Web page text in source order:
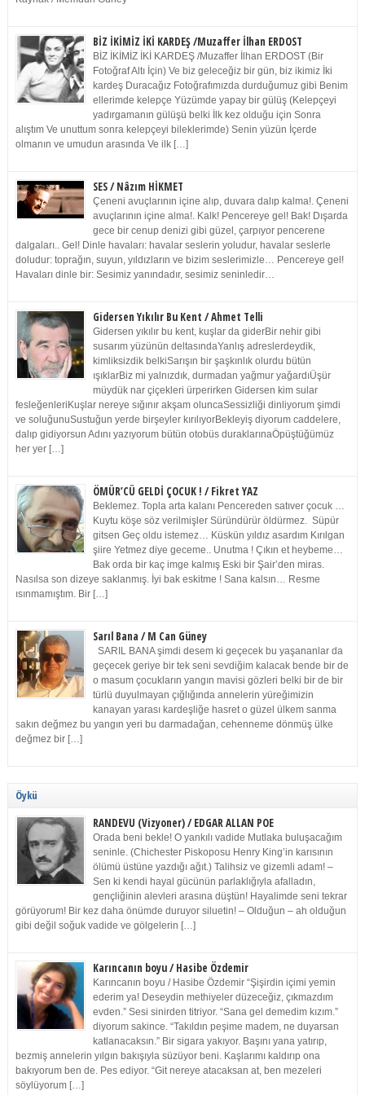
BİZ İKİMİZ İKİ KARDEŞ /Muzaffer İlhan ERDOST
BİZ İKİMİZ İKİ KARDEŞ /Muzaffer İlhan ERDOST (Bir
Fotoğraf Altı İçin) Ve biz geleceğiz bir gün, biz ikimiz İki
kardeş Duracağız Fotoğrafımızda durduğumuz gibi Benim
ellerimde kelepçe Yüzümde yapay bir gülüş (Kelepçeyi
yadırgamanın gülüşü belki İlk kez olduğu için Sonra
alıştım Ve unuttum sonra kelepçeyi bileklerimde) Senin yüzün İçerde
olmanın ve umudun arasında Ve ilk […]
SES / Nâzım HİKMET
Çeneni avuçlarının içine alıp, duvara dalıp kalma!. Çeneni
avuçlarının içine alma!. Kalk! Pencereye gel! Bak! Dışarda
gece bir cenup denizi gibi güzel, çarpıyor pencerene
dalgaları.. Gel! Dinle havaları: havalar seslerin yoludur, havalar seslerle
doludur: toprağın, suyun, yıldızların ve bizim seslerimizle… Pencereye gel!
Havaları dinle bir: Sesimiz yanındadır, sesimiz seninledir…
Gidersen Yıkılır Bu Kent / Ahmet Telli
Gidersen yıkılır bu kent, kuşlar da giderBir nehir gibi
susarım yüzünün deltasındaYanlış adreslerdeydik,
kimliksizdik belkiSarışın bir şaşkınlık olurdu bütün
ışıklarBiz mi yalnızdık, durmadan yağmur yağardıÜşür
müydük nar çiçekleri ürperirken Gidersen kim sular
fesleğenleriKuşlar nereye sığınır akşam oluncaSessizliği dinliyorum şimdi
ve soluğunuSustuğun yerde birşeyler kırılıyorBekleyiş diyorum caddelere,
dalıp gidiyorsun Adını yazıyorum bütün otobüs duraklarınaÖpüştüğümüz
her yer […]
ÖMÜR’CÜ GELDİ ÇOCUK ! / Fikret YAZ
Beklemez. Topla arta kalanı Pencereden satıver çocuk …
Kuytu köşe söz verilmişler Süründürür öldürmez. Süpür
gitsen Geç oldu istemez… Küskün yıldız asardım Kırılgan
şiire Yetmez diye geceme.. Unutma ! Çıkın et heybeme…
Bak orda bir kaç imge kalmış Eski bir Şair’den miras.
Nasılsa son dizeye saklanmış. İyi bak eskitme ! Sana kalsın… Resme
ısınmamıştım. Bir […]
Sarıl Bana / M Can Güney
SARIL BANA şimdi desem ki geçecek bu yaşananlar da
geçecek geriye bir tek seni sevdiğim kalacak bende bir de
o masum çocukların yangın mavisi gözleri belki bir de bir
türlü duyulmayan çığlığında annelerin yüreğimizin
kanayan yarası kardeşliğe hasret o güzel ülkem sanma
sakın değmez bu yangın yeri bu darmadağan, cehenneme dönmüş ülke
değmez bir […]
Öykü
RANDEVU (Vizyoner) / EDGAR ALLAN POE
Orada beni bekle! O yankılı vadide Mutlaka buluşacağım
seninle. (Chichester Piskoposu Henry King’in karısının
ölümü üstüne yazdığı ağıt.) Talihsiz ve gizemli adam! –
Sen ki kendi hayal gücünün parlaklığıyla afalladın,
gençliğinin alevleri arasına düştün! Hayalimde seni tekrar
görüyorum! Bir kez daha önümde duruyor siluetin! – Olduğun – ah olduğun
gibi değil soğuk vadide ve gölgelerin […]
Karıncanın boyu / Hasibe Özdemir
Karıncanın boyu / Hasibe Özdemir “Şişirdin içimi yemin
ederim ya! Deseydin methiyeler düzeceğiz, çıkmazdım
evden.” Sesi sinirden titriyor. “Sana gel demedim kızım.”
diyorum sakince. “Takıldın peşime madem, ne duyarsan
katlanacaksın.” Bir sigara yakıyor. Başını yana yatırıp,
bezmiş annelerin yılgın bakışıyla süzüyor beni. Kaşlarımı kaldırıp ona
bakıyorum ben de. Pes ediyor. “Git nereye atacaksan at, ben mezeleri
söylüyorum […]